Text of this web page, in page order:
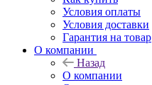
Условия оплаты
Условия доставки
Гарантия на товар
О компании
Назад
О компании